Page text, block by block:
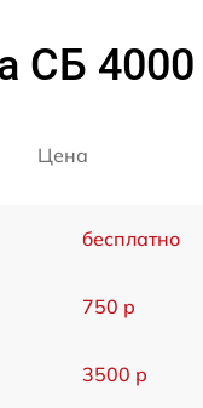
СБ 4000
Цена
бесплатно
750 р
3500 р